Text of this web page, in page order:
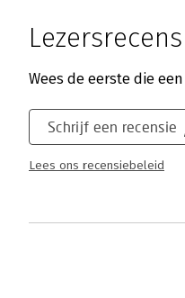
Wees de eerste die
Schrijf een recensie
Lees ons recensiebeleid